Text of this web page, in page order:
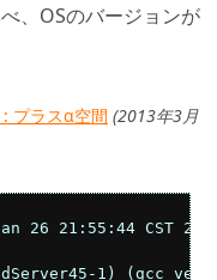
、OSのバージョンが
プラスα空間 (2013年3月
26 21:55:44 CST